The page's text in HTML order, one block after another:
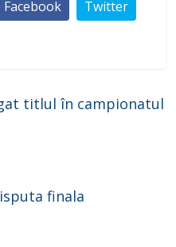
Facebook
Twitter
titlul în campionatul
finala